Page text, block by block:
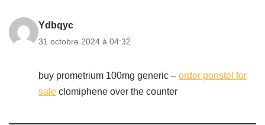
Ydbqyc
31 octobre 2024 à 04:32
buy prometrium 100mg generic – order ponstel for
sale clomiphene over the counter